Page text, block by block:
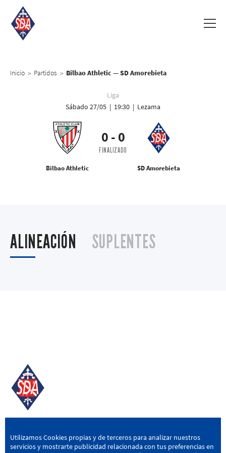
Inicio > Partidos > Bilbao Athletic — SD Amorebieta
Liga
Sábado 27/05 | 19:30 | Lezama
SD Amorebieta
0
-
0
FINALIZADO
Bilbao Athletic
ALINEACIÓN SUPLENTES
SD AMOREBIETA
Utilizamos Cookies propias y de terceros para analizar nuestros
servicios y mostrarte publicidad relacionada con tus preferencias en